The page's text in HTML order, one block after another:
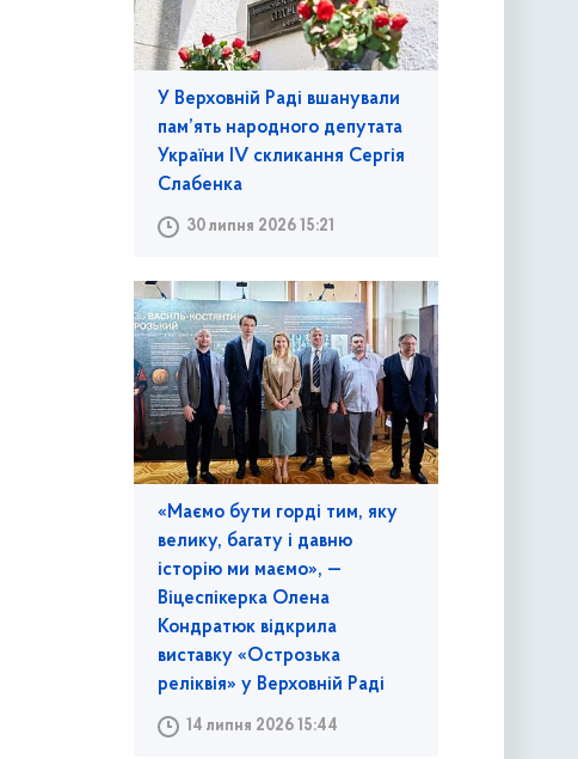
У Верховній Раді вшанували
пам’ять народного депутата
України IV скликання Сергія
Слабенка
30 липня 2026 15:21
«Маємо бути горді тим, яку
велику, багату і давню
історію ми маємо», —
Віцеспікерка Олена
Кондратюк відкрила
виставку «Острозька
реліквія» у Верховній Раді
14 липня 2026 15:44